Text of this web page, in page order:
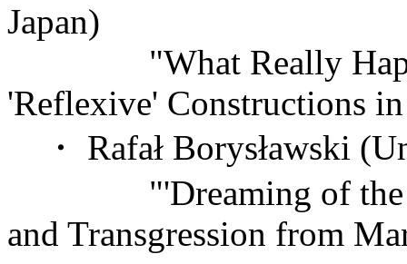
Japan)
"What Really
'Reflexive' Constructions
・ Rafał Borysławski
"'Dreaming of the
and Transgression from